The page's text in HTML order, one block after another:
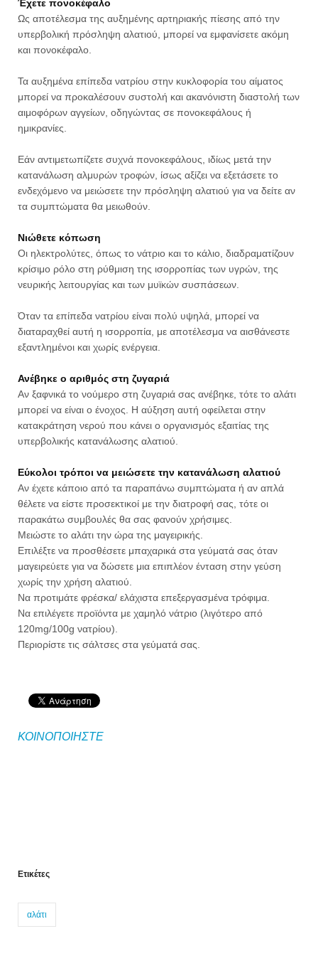
Έχετε πονοκέφαλο
Ως αποτέλεσμα της αυξημένης αρτηριακής πίεσης από την
υπερβολική πρόσληψη αλατιού, μπορεί να εμφανίσετε ακόμη
και πονοκέφαλο.
Τα αυξημένα επίπεδα νατρίου στην κυκλοφορία του αίματος
μπορεί να προκαλέσουν συστολή και ακανόνιστη διαστολή των
αιμοφόρων αγγείων, οδηγώντας σε πονοκεφάλους ή
ημικρανίες.
Εάν αντιμετωπίζετε συχνά πονοκεφάλους, ιδίως μετά την
κατανάλωση αλμυρών τροφών, ίσως αξίζει να εξετάσετε το
ενδεχόμενο να μειώσετε την πρόσληψη αλατιού για να δείτε αν
τα συμπτώματα θα μειωθούν.
Νιώθετε κόπωση
Οι ηλεκτρολύτες, όπως το νάτριο και το κάλιο, διαδραματίζουν
κρίσιμο ρόλο στη ρύθμιση της ισορροπίας των υγρών, της
νευρικής λειτουργίας και των μυϊκών συσπάσεων.
Όταν τα επίπεδα νατρίου είναι πολύ υψηλά, μπορεί να
διαταραχθεί αυτή η ισορροπία, με αποτέλεσμα να αισθάνεστε
εξαντλημένοι και χωρίς ενέργεια.
Ανέβηκε ο αριθμός στη ζυγαριά
Αν ξαφνικά το νούμερο στη ζυγαριά σας ανέβηκε, τότε το αλάτι
μπορεί να είναι ο ένοχος. Η αύξηση αυτή οφείλεται στην
κατακράτηση νερού που κάνει ο οργανισμός εξαιτίας της
υπερβολικής κατανάλωσης αλατιού.
Εύκολοι τρόποι να μειώσετε την κατανάλωση αλατιού
Αν έχετε κάποιο από τα παραπάνω συμπτώματα ή αν απλά
θέλετε να είστε προσεκτικοί με την διατροφή σας, τότε οι
παρακάτω συμβουλές θα σας φανούν χρήσιμες.
Μειώστε το αλάτι την ώρα της μαγειρικής.
Επιλέξτε να προσθέσετε μπαχαρικά στα γεύματά σας όταν
μαγειρεύετε για να δώσετε μια επιπλέον ένταση στην γεύση
χωρίς την χρήση αλατιού.
Να προτιμάτε φρέσκα/ ελάχιστα επεξεργασμένα τρόφιμα.
Να επιλέγετε προϊόντα με χαμηλό νάτριο (λιγότερο από
120mg/100g νατρίου).
Περιορίστε τις σάλτσες στα γεύματά σας.
ΚΟΙΝΟΠΟΙΗΣΤΕ
Ετικέτες
αλάτι